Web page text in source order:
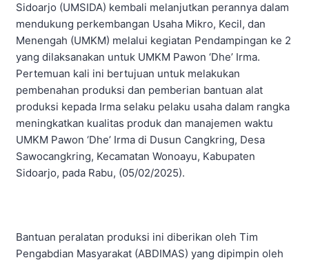
Sidoarjo (UMSIDA) kembali melanjutkan perannya dalam
mendukung perkembangan Usaha Mikro, Kecil, dan
Menengah (UMKM) melalui kegiatan Pendampingan ke 2
yang dilaksanakan untuk UMKM Pawon ‘Dhe’ Irma.
Pertemuan kali ini bertujuan untuk melakukan
pembenahan produksi dan pemberian bantuan alat
produksi kepada Irma selaku pelaku usaha dalam rangka
meningkatkan kualitas produk dan manajemen waktu
UMKM Pawon ‘Dhe’ Irma di Dusun Cangkring, Desa
Sawocangkring, Kecamatan Wonoayu, Kabupaten
Sidoarjo, pada Rabu, (05/02/2025).
Bantuan peralatan produksi ini diberikan oleh Tim
Pengabdian Masyarakat (ABDIMAS) yang dipimpin oleh